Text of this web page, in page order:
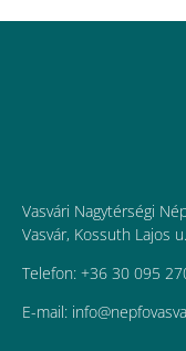
Vasvári Nagytérségi
Vasvár, Kossuth Lajos
Telefon: +36 30 095
E-mail: